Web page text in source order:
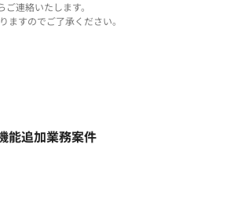
連絡いたします。
ますのでご了承ください。
能追加業務案件